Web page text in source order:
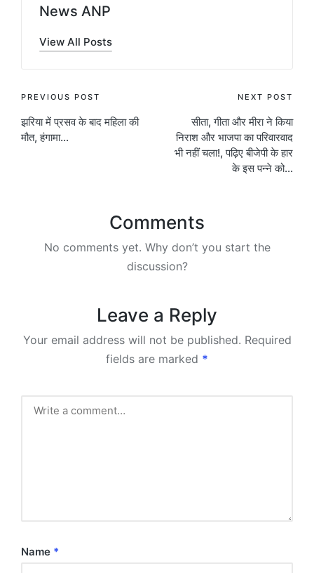
News ANP
View All Posts
Post
navigation
PREVIOUS POST
झरिया में प्रसव के बाद महिला की
मौत, हंगामा…
NEXT POST
सीता, गीता और मीरा ने किया
निराश और भाजपा का परिवारवाद
भी नहीं चला!, पढ़िए बीजेपी के हार
के इस पन्ने को…
Comments
No comments yet. Why don’t you start the
discussion?
Leave a Reply
Your email address will not be published. Required
fields are marked *
Name *